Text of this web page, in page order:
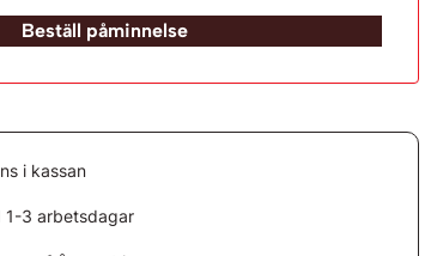
Beställ påminnelse
i kassan
1-3 arbetsdagar